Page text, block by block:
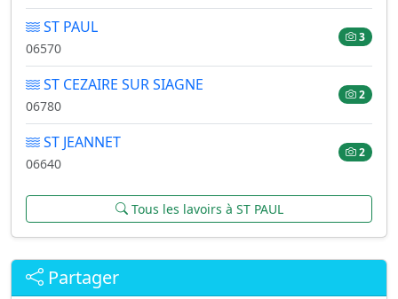
ST PAUL
06570
3
ST CEZAIRE SUR SIAGNE
06780
2
ST JEANNET
06640
2
Tous les lavoirs à ST PAUL
Partager